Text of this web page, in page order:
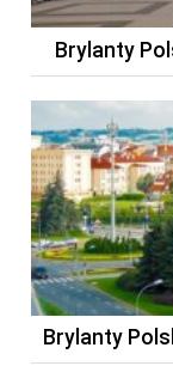
Brylanty
Brylanty